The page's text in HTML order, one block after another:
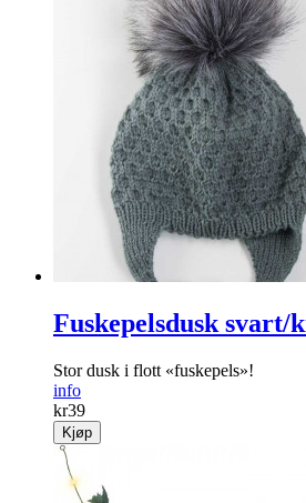
Fuskepelsdusk svart/
Stor dusk i flott «fuskepels»!
info
kr39
Kjøp